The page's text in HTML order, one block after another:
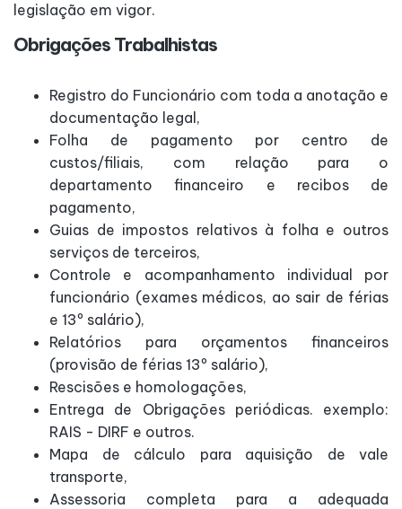
legislação em vigor.
Obrigações Trabalhistas
Registro do Funcionário com toda a anotação e
documentação legal,
Folha de pagamento por centro de
custos/filiais, com relação para o
departamento financeiro e recibos de
pagamento,
Guias de impostos relativos à folha e outros
serviços de terceiros,
Controle e acompanhamento individual por
funcionário (exames médicos, ao sair de férias
e 13º salário),
Relatórios para orçamentos financeiros
(provisão de férias 13º salário),
Rescisões e homologações,
Entrega de Obrigações periódicas. exemplo:
RAIS - DIRF e outros.
Mapa de cálculo para aquisição de vale
transporte,
Assessoria completa para a adequada